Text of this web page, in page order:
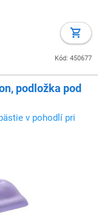
Kód: 450677
podložka pod
v pohodlí pri